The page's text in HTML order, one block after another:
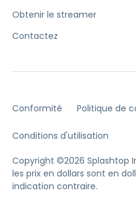
Obtenir le streamer
Contactez
Conformité Politique de
Conditions d'utilisation
Copyright ©2026 Splashtop
les prix en dollars sont en
indication contraire.